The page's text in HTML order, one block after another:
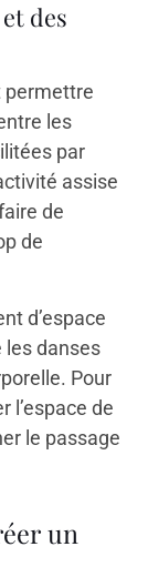
des
permettre
les
par
assise
de
de
d’espace
les danses
Pour
l’espace de
le passage
un